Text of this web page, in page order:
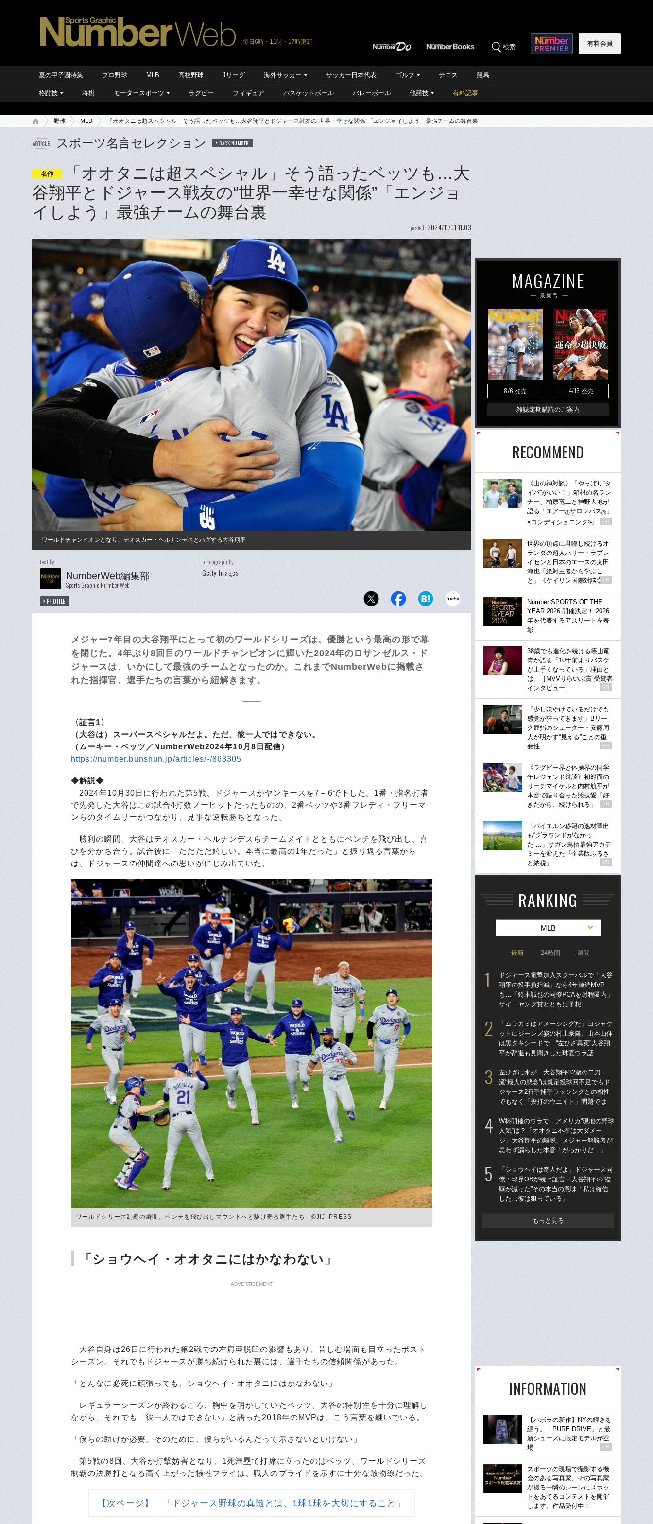
毎日6時・11時・17時更新
検索 有料会員
夏の甲子園特集 プロ野球 MLB 高校野球 Jリーグ 海外サッカー サッカー日本代表 ゴルフ テニス 競馬
格闘技 将棋 モータースポーツ ラグビー フィギュア バスケットボール バレーボール 他競技 有料記事
野球 MLB 「オオタニは超スペシャル」そう語ったベッツも…大谷翔平とドジャース戦友の“世界一幸せな関係”「エンジョイしよう」最強チームの舞台裏
スポーツ名言セレクション BACK NUMBER
名作
「オオタニは超スペシャル」そう語ったベッツも…大
谷翔平とドジャース戦友の“世界一幸せな関係”「エンジョ
イしよう」最強チームの舞台裏
posted 2024/11/01 11:03
ワールドチャンピオンとなり、テオスカー・ヘルナンデスとハグする大谷翔平
text by
NumberWeb編集部
Sports Graphic Number Web
PROFILE
photograph by
Getty Images
メジャー7年目の大谷翔平にとって初のワールドシリーズは、優勝という最高の形で幕
を閉じた。4年ぶり8回目のワールドチャンピオンに輝いた2024年のロサンゼルス・ド
ジャースは、いかにして最強のチームとなったのか。これまでNumberWebに掲載さ
れた指揮官、選手たちの言葉から紐解きます。
〈証言1〉
（大谷は）スーパースペシャルだよ。ただ、彼一人ではできない。
（ムーキー・ベッツ／NumberWeb2024年10月8日配信）
https://number.bunshun.jp/articles/-/863305
◆解説◆
2024年10月30日に行われた第5戦、ドジャースがヤンキースを7－6で下した。1番・指名打者
で先発した大谷はこの試合4打数ノーヒットだったものの、2番ベッツや3番フレディ・フリーマ
ンらのタイムリーがつながり、見事な逆転勝ちとなった。
勝利の瞬間、大谷はテオスカー・ヘルナンデスらチームメイトとともにベンチを飛び出し、喜
びを分かち合う。試合後に「ただただ嬉しい。本当に最高の1年だった」と振り返る言葉から
は、ドジャースの仲間達への思いがにじみ出ていた。
ワールドシリーズ制覇の瞬間、ベンチを飛び出しマウンドへと駆け寄る選手たち ©JIJI PRESS
「ショウヘイ・オオタニにはかなわない」
ADVERTISEMENT
大谷自身は26日に行われた第2戦での左肩亜脱臼の影響もあり、苦しむ場面も目立ったポスト
シーズン。それでもドジャースが勝ち続けられた裏には、選手たちの信頼関係があった。
「どんなに必死に頑張っても、ショウヘイ・オオタニにはかなわない」
レギュラーシーズンが終わるころ、胸中を明かしていたベッツ。大谷の特別性を十分に理解し
ながら、それでも「彼一人ではできない」と語った2018年のMVPは、こう言葉を継いでいる。
「僕らの助けが必要。そのために、僕らがいるんだって示さないといけない」
第5戦の8回、大谷が打撃妨害となり、1死満塁で打席に立ったのはベッツ。ワールドシリーズ
制覇の決勝打となる高く上がった犠牲フライは、職人のプライドを示すに十分な放物線だった。
【次ページ】 「ドジャース野球の真髄とは、1球1球を大切にすること」
MAGAZINE
最新号
8/6 発売 4/16 発売
雑誌定期購読のご案内
RECOMMEND
《山の神対談》「やっぱり“タ
イパ”がいい！」箱根の名ラン
ナー、柏原竜二と神野大地が
語る「エアー®サロンパス® 」
×コンディショニング術
PR
世界の頂点に君臨し続けるオ
ランダの超人ハリー・ラブレ
イセンと日本のエースの太田
海也「絶対王者から学ぶこ
と」《ケイリン国際対談②》
PR
Number SPORTS OF THE
YEAR 2026 開催決定！ 2026
年を代表するアスリートを表
彰
38歳でも進化を続ける篠山竜
青が語る「10年前よりバスケ
が上手くなっている」理由と
は。［MVVりらいぶ賞 受賞者
インタビュー］
PR
「少しぼやけているだけでも
感覚が狂ってきます」Bリー
グ屈指のシューター・安藤周
人が明かす“見える”ことの重
要性
PR
《ラグビー界と体操界の同学
年レジェンド対談》初対面の
リーチマイケルと内村航平が
本音で語り合った競技愛「好
きだから、続けられる」
PR
「バイエルン移籍の逸材輩出
も“グラウンドがなかっ
た”…」サガン鳥栖最強アカデ
ミーを変えた『企業版ふるさ
と納税』
PR
RANKING
MLB
最新 24時間 週間
ドジャース電撃加入スクーバルで「大谷
翔平の投手負担減」なら4年連続MVP
も…「鈴木誠也の同僚PCAを射程圏内」
サイ・ヤング賞とともに予想
「ムラカミはアメージングだ」白ジャケ
ットにジーンズ姿の村上宗隆、山本由伸
は黒タキシードで…“左ひざ異変”大谷翔
平が辞退も見聞きした球宴ウラ話
左ひざに水が…大谷翔平32歳の二刀
流“最大の懸念”は規定投球回不足でもド
ジャース2番手捕手ラッシングとの相性
でもなく「投打のウエイト」問題では
W杯開催のウラで…アメリカ“現地の野球
人気”は？「オオタニ不在は大ダメー
ジ」大谷翔平の離脱、メジャー解説者が
思わず漏らした本音「がっかりだ…」
「ショウヘイは奇人だよ」ドジャース同
僚・球界OBが続々証言…大谷翔平の“盗
塁が減った”その本当の意味「私は確信
した…彼は狙っている」
もっと見る
INFORMATION
【バボラの新作】NYの輝きを
纏う。「PURE DRIVE」と最
新シューズに限定モデルが登
場
PR
スポーツの現場で撮影する機
会のある写真家、その写真家
が撮る一瞬のシーンにスポッ
トをあてるコンテストを開催
します。作品受付中！